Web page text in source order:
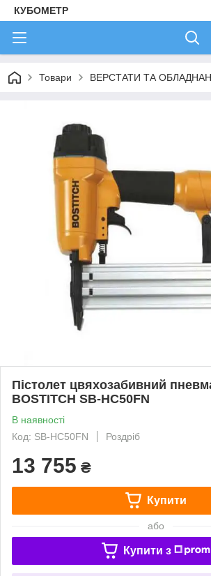
КУБОМЕТР
Товари ВЕРСТАТИ ТА
Пістолет цвяхозабивний
BOSTITCH SB-HC50FN
В наявності
Код: SB-HC50FN
Роздріб
13 755 ₴
Купити
або
Купити з